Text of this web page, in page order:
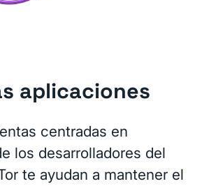
aplicaciones
centradas en
los desarrolladores del
te ayudan a mantener el